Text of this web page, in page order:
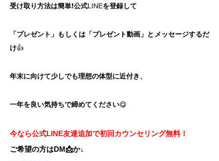
受け取り方法は簡単❗️公式LINEを登録して
「プレゼント」もしくは「プレゼント動画」と メッセージするだ
け👍
年末に向けて少しでも理想の体型に近付き、
一年を良い気持ちで締めてください😋
今なら公式LINE友達追加で初回カウンセリング無料！
ご希望の方はDM📩か↓